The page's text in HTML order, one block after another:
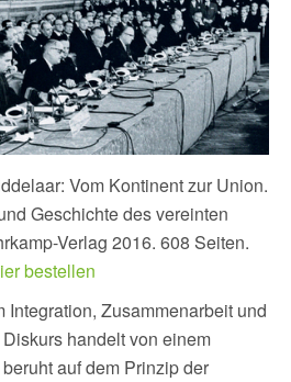
Vom Kontinent zur Union.
Geschichte des vereinten
Verlag 2016. 608 Seiten.
bestellen
Integration, Zusammenarbeit und
handelt von einem
auf dem Prinzip der